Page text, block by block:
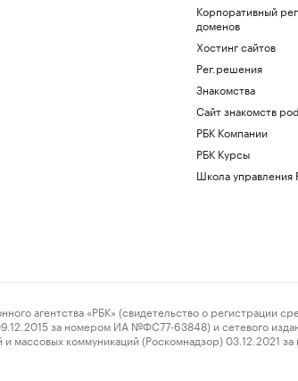
Корпоративный
доменов
Хостинг сайтов
Рег.решения
Знакомства
Сайт знакомств
РБК Компании
РБК Курсы
Школа управления
«РБК» (свидетельство о регистрации
за номером ИА №ФС77-63848) и сетевого
массовых коммуникаций (Роскомнадзор)